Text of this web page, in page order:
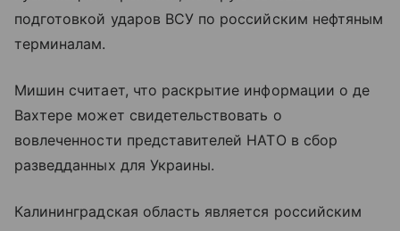
подготовкой ударов ВСУ по российским нефтяным
терминалам.
Мишин считает, что раскрытие информации о де
Вахтере может свидетельствовать о
вовлеченности представителей НАТО в сбор
разведданных для Украины.
Калининградская область является российским